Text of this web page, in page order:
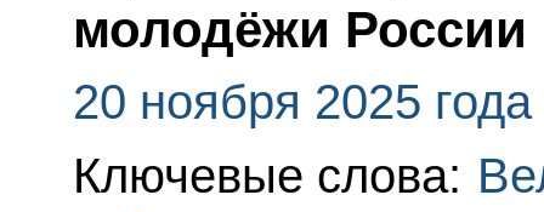
молодёжи России
20 ноября 2025 года
Ключевые слова: